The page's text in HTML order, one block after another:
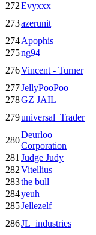
272Evyxxx
273azerunit
274Apophis
275ng94
276Vincent - Turner
277JellyPooPoo
278GZ JAIL
279universal_Trader
280
Deurloo
Corporation
281Judge Judy
282Vitellius
283the bull
284yeuh
285Jellezelf
286JL_industries